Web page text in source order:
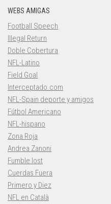
WEBS AMIGAS
Football Speech
Illegal Return
Doble Cobertura
NFL-Latino
Field Goal
Interceptado.com
NFL-Spain deporte y amigos
Fútbol Americano
NFL-hispano
Zona Roja
Andrea Zanoni
Fumble lost
Cuerdas Fuera
Primero y Diez
NFL en Català